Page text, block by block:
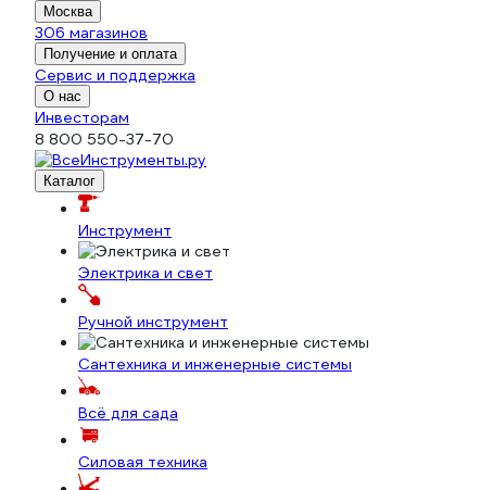
Москва
306 магазинов
Получение и оплата
Сервис и поддержка
О нас
Инвесторам
8 800 550-37-70
Каталог
Инструмент
Электрика и свет
Ручной инструмент
Сантехника и инженерные системы
Всё для сада
Силовая техника